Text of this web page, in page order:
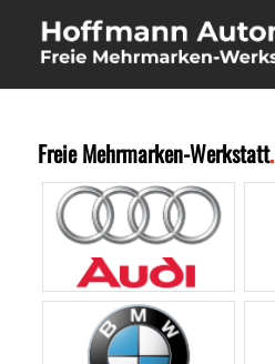
Freie Mehrmarken-Werkstatt.